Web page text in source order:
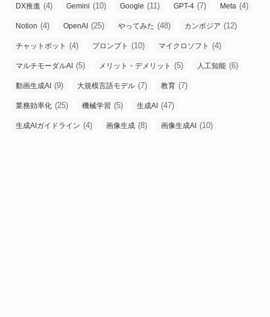
DX推進 (4) Gemini (10) Google (11) GPT-4 (7) Meta (4)
Notion (4) OpenAI (25) やってみた (48) カンボジア (12)
チャットボット (4) プロンプト (10) マイクロソフト (4)
マルチモーダルAI (5) メリット・デメリット (5) 人工知能 (6)
動画生成AI (9) 大規模言語モデル (7) 教育 (7)
業務効率化 (25) 機械学習 (5) 生成AI (47)
生成AIガイドライン (4) 画像生成 (8) 画像生成AI (10)